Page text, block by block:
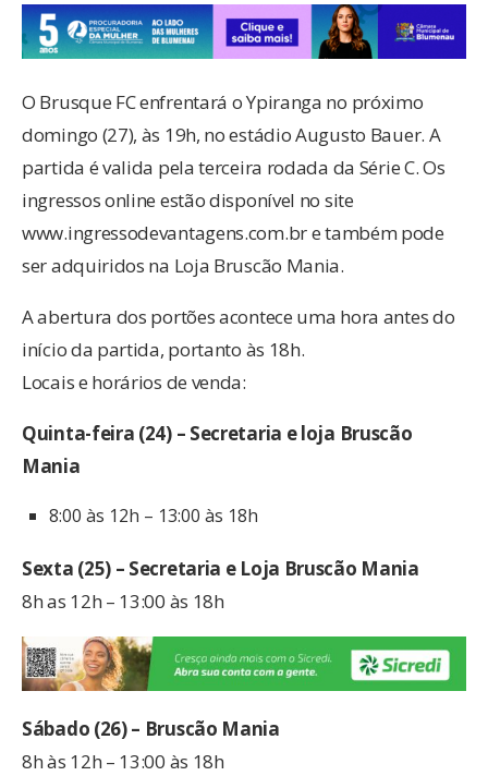
O Brusque FC enfrentará o Ypiranga no próximo
domingo (27), às 19h, no estádio Augusto Bauer. A
partida é valida pela terceira rodada da Série C. Os
ingressos online estão disponível no site
www.ingressodevantagens.com.br e também pode
ser adquiridos na Loja Bruscão Mania.
A abertura dos portões acontece uma hora antes do
início da partida, portanto às 18h.
Locais e horários de venda:
Quinta-feira (24) – Secretaria e loja Bruscão
Mania
8:00 às 12h – 13:00 às 18h
Sexta (25) – Secretaria e Loja Bruscão Mania
8h as 12h – 13:00 às 18h
Sábado (26) – Bruscão Mania
8h às 12h – 13:00 às 18h